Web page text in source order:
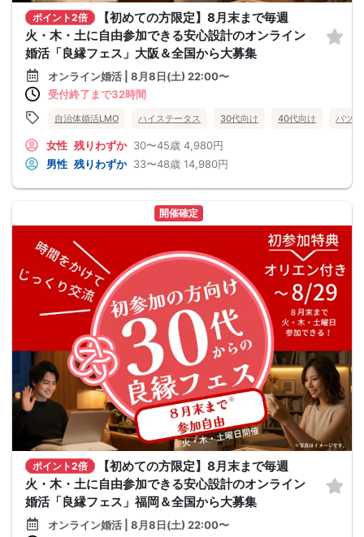
ポイント2倍
【初めての方限定】8月末まで毎週
火・木・土に自由参加できる安心設計のオンライン
婚活「良縁フェス」大阪＆全国から大募集
オンライン婚活 | 8月8日(土) 22:00〜
受付終了まで32時間
自治体婚活LMO ハイステータス 30代向け 40代向け バツ
女性 残りわずか 30〜45歳 4,980円
男性 残りわずか 33〜48歳 14,980円
開催確定
ポイント2倍
【初めての方限定】8月末まで毎週
火・木・土に自由参加できる安心設計のオンライン
婚活「良縁フェス」福岡＆全国から大募集
オンライン婚活 | 8月8日(土) 22:00〜